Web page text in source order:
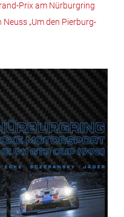
Prix am Nürburgring
„Um den Pierburg-